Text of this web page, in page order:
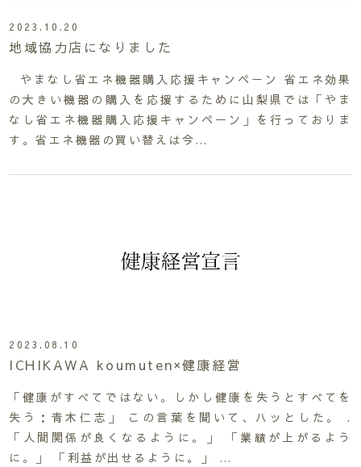
2023.10.20
地域協力店になりました
やまなし省エネ機器購入応援キャンペーン 省エネ効果
の大きい機器の購入を応援するために山梨県では「やま
なし省エネ機器購入応援キャンペーン」を行っておりま
す。省エネ機器の買い替えは今…
2023.08.10
ICHIKAWA koumuten×健康経営
「健康がすべてではない。しかし健康を失うとすべてを
失う：青木仁志」 この言葉を聞いて、ハッとした。 .
「人間関係が良くなるように。」 「業績が上がるよう
に。」 「利益が出せるように。」 …